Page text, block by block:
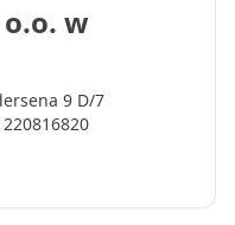
w
9 D/7
220816820